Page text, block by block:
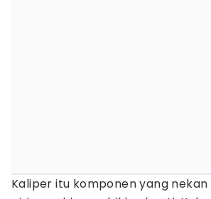
Kaliper itu komponen yang